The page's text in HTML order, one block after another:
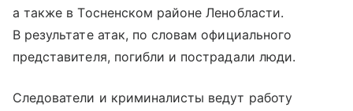
а также в Тосненском районе Ленобласти.
В результате атак, по словам официального
представителя, погибли и пострадали люди.
Следователи и криминалисты ведут работу